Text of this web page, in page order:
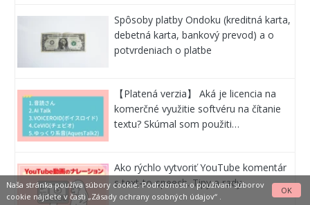
Spôsoby platby Ondoku (kreditná karta,
debetná karta, bankový prevod) a o
potvrdeniach o platbe
【Platená verzia】 Aká je licencia na
komerčné využitie softvéru na čítanie
textu? Skúmal som použiti…
Ako rýchlo vytvoriť YouTube komentár
s text-to-speech. Tipy a rady.
Naša stránka používa súbory cookie. Podrobnosti o používaní súborov
cookie nájdete v časti„Zásady ochrany osobných údajov“.
OK